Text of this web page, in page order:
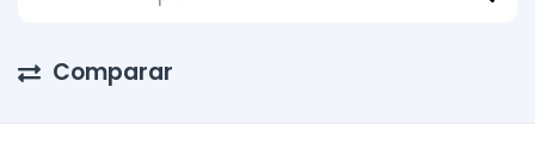
Comparar